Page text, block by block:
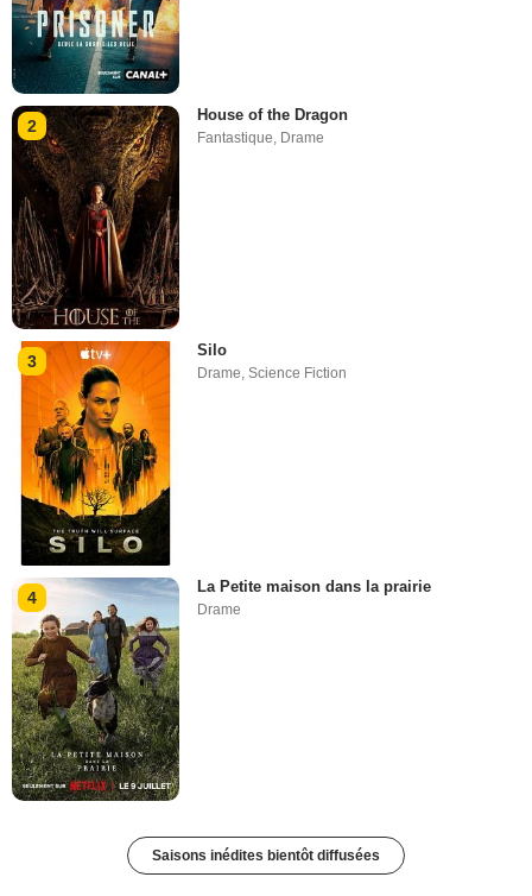
2
House of the Dragon
Fantastique, Drame
3
Silo
Drame,Science Fiction
4
La Petite maison dans la prairie
Drame
Saisons inédites bientôt diffusées